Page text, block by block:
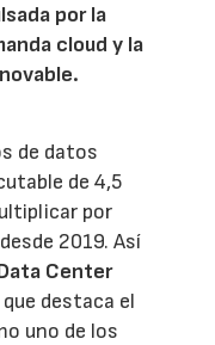
por la
cloud y la
de datos
de 4,5
por
2019. Así
Center
destaca el
uno de los